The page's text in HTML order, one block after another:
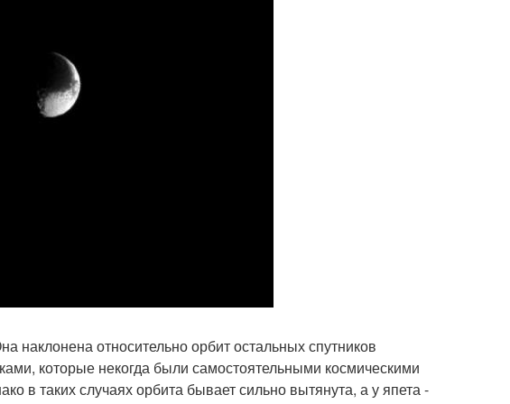
наклонена относительно орбит остальных спутников
которые некогда были самостоятельными космическими
в таких случаях орбита бывает сильно вытянута, а у япета -